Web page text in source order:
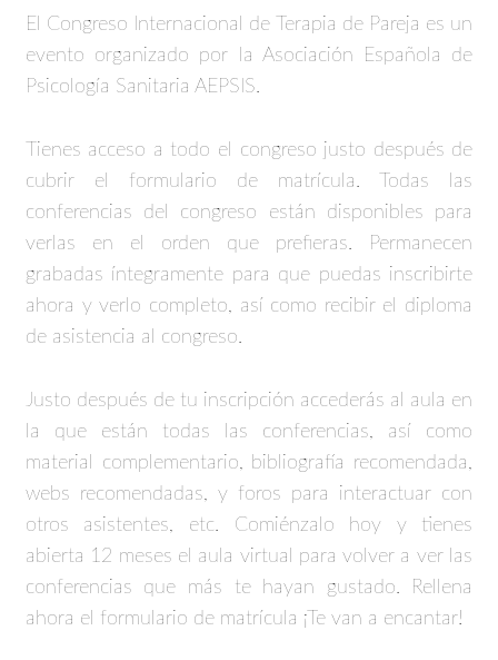
El Congreso Internacional de Terapia de Pareja es un
evento organizado por la Asociación Española de
Psicología Sanitaria AEPSIS.
Tienes acceso a todo el congreso justo después de
cubrir el formulario de matrícula. Todas las
conferencias del congreso están disponibles para
verlas en el orden que prefieras. Permanecen
grabadas íntegramente para que puedas inscribirte
ahora y verlo completo, así como recibir el diploma
de asistencia al congreso.
Justo después de tu inscripción accederás al aula en
la que están todas las conferencias, así como
material complementario, bibliografía recomendada,
webs recomendadas, y foros para interactuar con
otros asistentes, etc. Comiénzalo hoy y tienes
abierta 12 meses el aula virtual para volver a ver las
conferencias que más te hayan gustado. Rellena
ahora el formulario de matrícula ¡Te van a encantar!